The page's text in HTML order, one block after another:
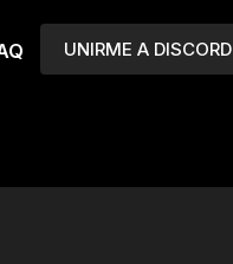
UNIRME A DISCORD